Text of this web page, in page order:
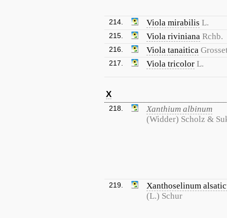
214. Viola mirabilis L.
215. Viola riviniana Rchb.
216. Viola tanaitica
217. Viola tricolor L.
X
218.
Xanthium albinum
(Widder) Scholz &
219.
Xanthoselinum
(L.) Schur